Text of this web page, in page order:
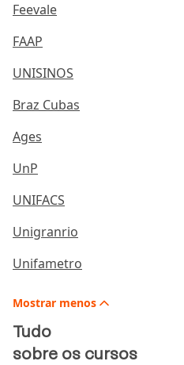
Feevale
FAAP
UNISINOS
Braz Cubas
Ages
UnP
UNIFACS
Unigranrio
Unifametro
Mostrar menos
Tudo
sobre os cursos